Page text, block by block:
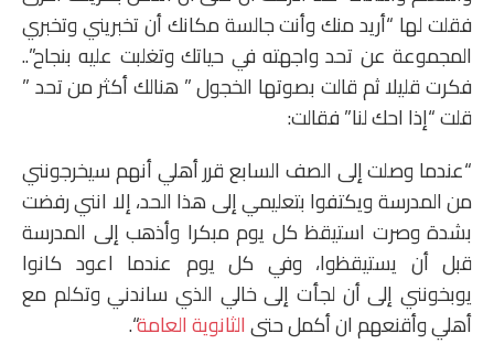
فقلت لها “أريد منك وأنت جالسة مكانك أن تخبريني وتخبري
المجموعة عن تحد واجهته في حياتك وتغلبت عليه بنجاح”..
فكرت قليلا ثم قالت بصوتها الخجول ” هنالك أكثر من تحد ”
قلت “إذا احك لنا” فقالت:
“عندما وصلت إلى الصف السابع قرر أهلي أنهم سيخرجونني
من المدرسة ويكتفوا بتعليمي إلى هذا الحد، إلا انني رفضت
بشدة وصرت استيقظ كل يوم مبكرا وأذهب إلى المدرسة
قبل أن يستيقظوا، وفي كل يوم عندما اعود كانوا
يوبخونني إلى أن لجأت إلى خالي الذي ساندني وتكلم مع
أهلي وأقنعهم ان أكمل حتىالثانوية العامة“.